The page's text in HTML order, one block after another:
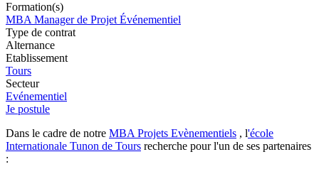
Formation(s)
MBA Manager de Projet Événementiel
Type de contrat
Alternance
Etablissement
Tours
Secteur
Evénementiel
Je postule
Dans le cadre de notre MBA Projets Evènementiels , l'école
Internationale Tunon de Tours recherche pour l'un de ses partenaires
: